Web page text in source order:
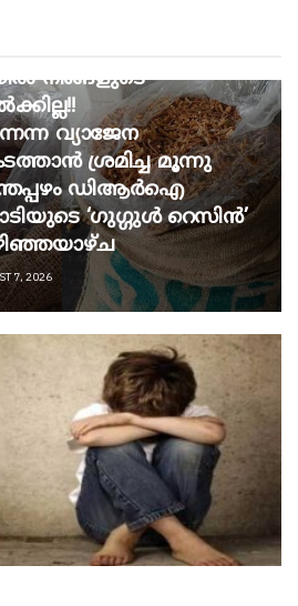
ഏതുവഴി
നിങ്ങളുടെ
വ്യാജേന
ശ്രമിച്ച മൂന്നു
ഡിആർഐ
‘ഗുഗ്ഗുൾ റെസിൻ’
7, 2026